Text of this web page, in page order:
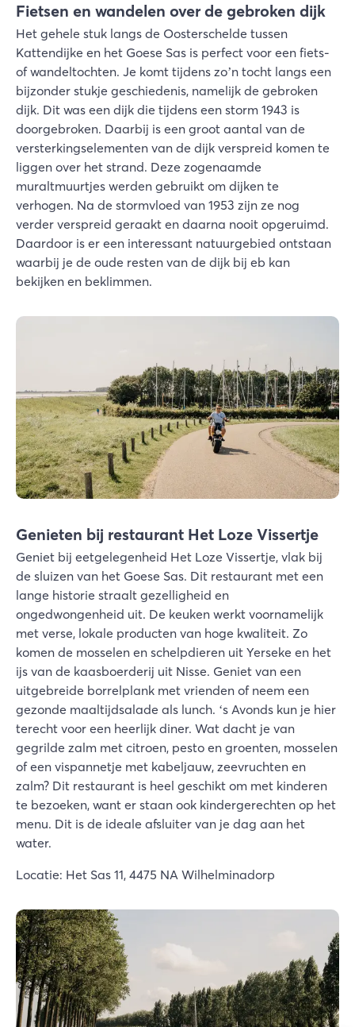
Fietsen en wandelen over de gebroken dijk
Het gehele stuk langs de Oosterschelde tussen
Kattendijke en het Goese Sas is perfect voor een fiets-
of wandeltochten. Je komt tijdens zo’n tocht langs een
bijzonder stukje geschiedenis, namelijk de gebroken
dijk. Dit was een dijk die tijdens een storm 1943 is
doorgebroken. Daarbij is een groot aantal van de
versterkingselementen van de dijk verspreid komen te
liggen over het strand. Deze zogenaamde
muraltmuurtjes werden gebruikt om dijken te
verhogen. Na de stormvloed van 1953 zijn ze nog
verder verspreid geraakt en daarna nooit opgeruimd.
Daardoor is er een interessant natuurgebied ontstaan
waarbij je de oude resten van de dijk bij eb kan
bekijken en beklimmen.
Genieten bij restaurant Het Loze Vissertje
Geniet bij eetgelegenheid Het Loze Vissertje, vlak bij
de sluizen van het Goese Sas. Dit restaurant met een
lange historie straalt gezelligheid en
ongedwongenheid uit. De keuken werkt voornamelijk
met verse, lokale producten van hoge kwaliteit. Zo
komen de mosselen en schelpdieren uit Yerseke en het
ijs van de kaasboerderij uit Nisse. Geniet van een
uitgebreide borrelplank met vrienden of neem een
gezonde maaltijdsalade als lunch. ‘s Avonds kun je hier
terecht voor een heerlijk diner. Wat dacht je van
gegrilde zalm met citroen, pesto en groenten, mosselen
of een vispannetje met kabeljauw, zeevruchten en
zalm? Dit restaurant is heel geschikt om met kinderen
te bezoeken, want er staan ook kindergerechten op het
menu. Dit is de ideale afsluiter van je dag aan het
water.
Locatie: Het Sas 11, 4475 NA Wilhelminadorp